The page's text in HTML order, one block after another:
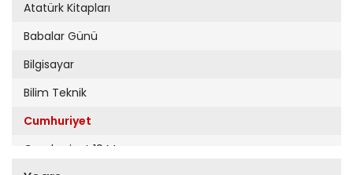
Atatürk Kitapları
Babalar Günü
Bilgisayar
Bilim Teknik
Cumhuriyet
Cumhuriyet 19 Mayıs